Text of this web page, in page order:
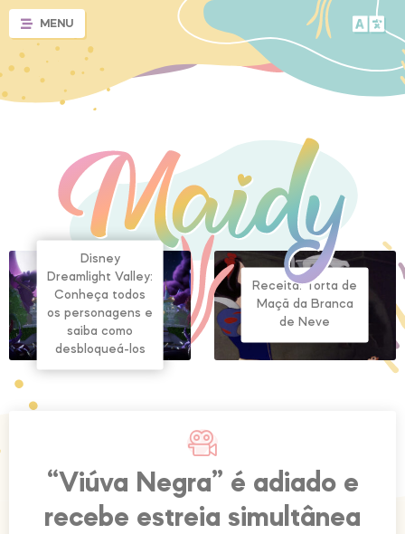
MENU
Disney
Dreamlight Valley:
Conheça todos
os personagens e
saiba como
desbloqueá-los
Receita: Torta de
Maçã da Branca
de Neve
“Viúva Negra” é adiado e
recebe estreia simultânea